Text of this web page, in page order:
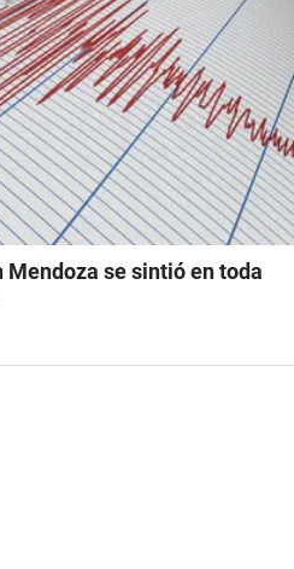
Mendoza se sintió en toda